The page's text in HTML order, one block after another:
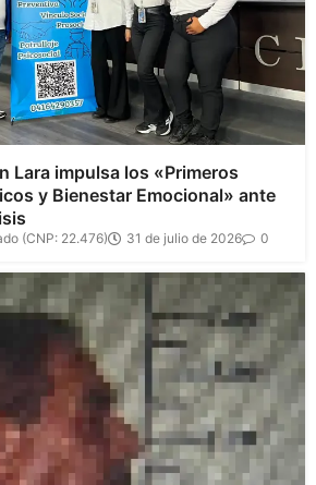
Lara impulsa los «Primeros
y Bienestar Emocional» ante
(CNP: 22.476) 31 de julio de 2026 0